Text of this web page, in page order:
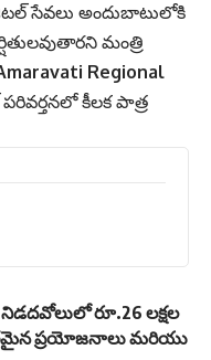
సేవలు అందుబాటులోకి
మంత్రి
Regional
కీలక పాత్ర
నిడదవోలులో రూ.26 లక్షల
ప్రయోజనాలు మరియు